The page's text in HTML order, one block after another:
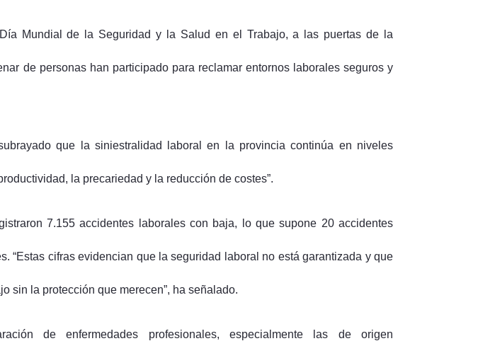
Mundial de la Seguridad y la Salud en el Trabajo, a las puertas de la
de personas han participado para reclamar entornos laborales seguros y
que la siniestralidad laboral en la provincia continúa en niveles
la precariedad y la reducción de costes”.
7.155 accidentes laborales con baja, lo que supone 20 accidentes
“Estas cifras evidencian que la seguridad laboral no está garantizada y que
sin la protección que merecen”, ha señalado.
de enfermedades profesionales, especialmente las de origen